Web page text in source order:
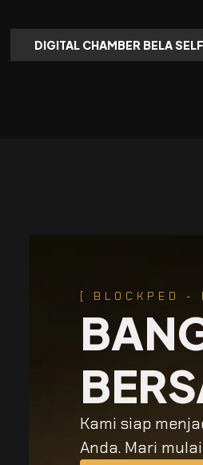
[ BLOCKPED -
Kami siap
Anda. Mari